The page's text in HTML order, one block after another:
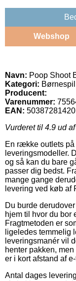
Webshop
Navn: Poop Shoot
Kategori: Børnespil
Producent:
Varenummer:
EAN:
Vurderet til 4.9 ud
En række outlets
leveringsmodeller.
og så kan du bare
passer dig bedst.
mange gange
levering ved køb af
Du burde
hjem til hvor du bor
Fragtmetoden er
ligeledes
leveringsmanér vil
henter pakken,
er i kort afstand af
Antal dages